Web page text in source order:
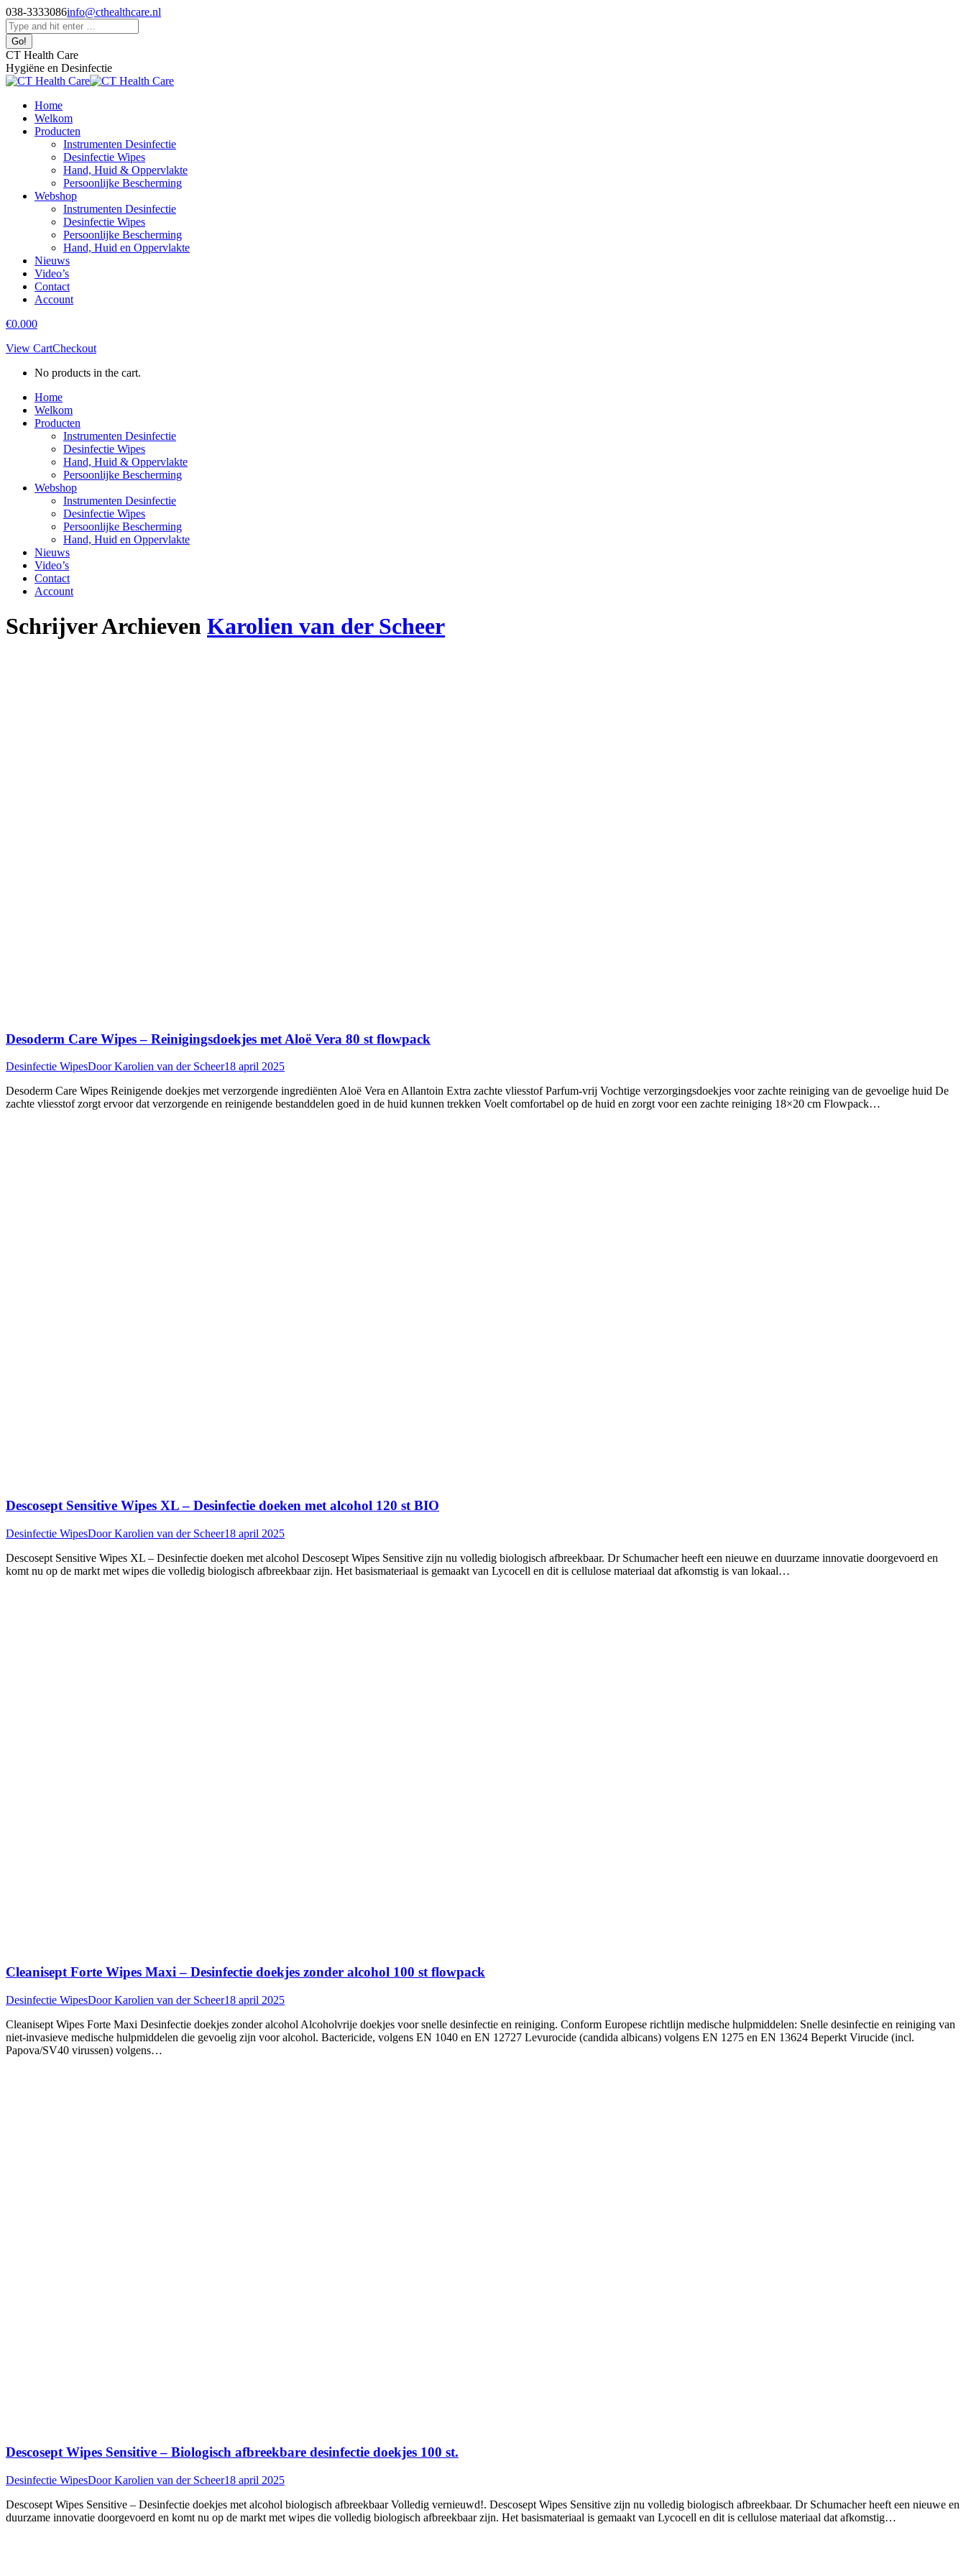
Skip
to
content
038-3333086info@cthealthcare.nl
Facebook
page
opens
in
new
window
Search:
CT Health Care
Hygiëne en Desinfectie
Home
Welkom
Producten
Instrumenten Desinfectie
Desinfectie Wipes
Hand, Huid & Oppervlakte
Persoonlijke Bescherming
Webshop
Instrumenten Desinfectie
Desinfectie Wipes
Persoonlijke Bescherming
Hand, Huid en Oppervlakte
Nieuws
Video’s
Contact
Account
€0.000
View CartCheckout
No products in the cart.
Home
Welkom
Producten
Instrumenten Desinfectie
Desinfectie Wipes
Hand, Huid & Oppervlakte
Persoonlijke Bescherming
Webshop
Instrumenten Desinfectie
Desinfectie Wipes
Persoonlijke Bescherming
Hand, Huid en Oppervlakte
Nieuws
Video’s
Contact
Account
Schrijver Archieven Karolien van der Scheer
Desoderm Care Wipes – Reinigingsdoekjes met Aloë Vera 80 st flowpack
Desinfectie WipesDoorKarolien van der Scheer18 april 2025
Desoderm Care Wipes Reinigende doekjes met verzorgende ingrediënten Aloë Vera en Allantoin Extra zachte vliesstof Parfum-vrij Vochtige verzorgingsdoekjes voor zachte reiniging van de gevoelige huid De
zachte vliesstof zorgt ervoor dat verzorgende en reinigende bestanddelen goed in de huid kunnen trekken Voelt comfortabel op de huid en zorgt voor een zachte reiniging 18×20 cm Flowpack…
Descosept Sensitive Wipes XL – Desinfectie doeken met alcohol 120 st BIO
Desinfectie WipesDoorKarolien van der Scheer18 april 2025
Descosept Sensitive Wipes XL – Desinfectie doeken met alcohol Descosept Wipes Sensitive zijn nu volledig biologisch afbreekbaar. Dr Schumacher heeft een nieuwe en duurzame innovatie doorgevoerd en
komt nu op de markt met wipes die volledig biologisch afbreekbaar zijn. Het basismateriaal is gemaakt van Lycocell en dit is cellulose materiaal dat afkomstig is van lokaal…
Cleanisept Forte Wipes Maxi – Desinfectie doekjes zonder alcohol 100 st flowpack
Desinfectie WipesDoorKarolien van der Scheer18 april 2025
Cleanisept Wipes Forte Maxi Desinfectie doekjes zonder alcohol Alcoholvrije doekjes voor snelle desinfectie en reiniging. Conform Europese richtlijn medische hulpmiddelen: Snelle desinfectie en reiniging van
niet-invasieve medische hulpmiddelen die gevoelig zijn voor alcohol. Bactericide, volgens EN 1040 en EN 12727 Levurocide (candida albicans) volgens EN 1275 en EN 13624 Beperkt Virucide (incl.
Papova/SV40 virussen) volgens…
Descosept Wipes Sensitive – Biologisch afbreekbare desinfectie doekjes 100 st.
Desinfectie WipesDoorKarolien van der Scheer18 april 2025
Descosept Wipes Sensitive – Desinfectie doekjes met alcohol biologisch afbreekbaar Volledig vernieuwd!. Descosept Wipes Sensitive zijn nu volledig biologisch afbreekbaar. Dr Schumacher heeft een nieuwe en
duurzame innovatie doorgevoerd en komt nu op de markt met wipes die volledig biologisch afbreekbaar zijn. Het basismateriaal is gemaakt van Lycocell en dit is cellulose materiaal dat afkomstig…